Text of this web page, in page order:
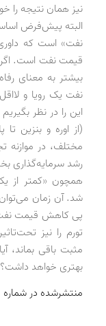
نیز همان نتیجه را
البته پیش‌فرض
نفت» است که داوری
قیمت نفت است.
بیشتر به معنای
نفت یک رویا و
این را در نظر
(از اوره و بنزین
مختلف، در
رشد سرمایه‌گذاری
همچون «کمتر از
شد. آن زمان
پی کاهش قیمت
تورم را نیز
مثبت باقی بماند،
بهتری خواهد داشت؟
منتشرشده در شماره 161 تجارت فردا